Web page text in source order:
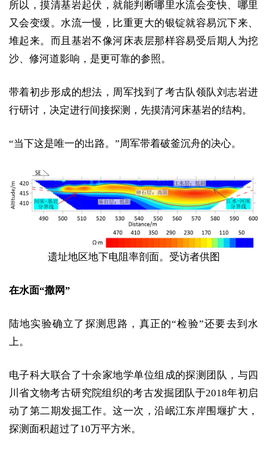
所以，摸清基岩起伏，就能判断哪里水流会变快、哪里
又会变缓。水流一慢，比重更大的银锭就容易沉下来、
堆起来。而且基岩不像河床表层那样容易受后期人为挖
沙、修河道影响，是更可靠的参照。
带着初步形成的想法，周军找到了考古队领队刘志岩进
行研讨，决定进行间接探测，先摸清河床基岩的结构。
“当下这是唯一的出路。”周军带着破釜沉舟的决心。
遗址地区地下电阻率剖面。受访者供图
在水面“撒网”
陆地实验确立了探测思路，真正的“检验”还要去到水
上。
电子科大联合了十余家地学单位组成的探测团队，与四
川省文物考古研究院组织的考古发掘团队于2018年初启
动了第二期发掘工作。这一次，沿岷江东岸围堰扩大，
探测面积超过了10万平方米。